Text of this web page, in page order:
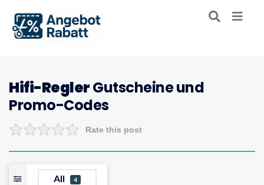
Hifi-ReglerGutscheine und
Promo-Codes
Rate this post
All 4